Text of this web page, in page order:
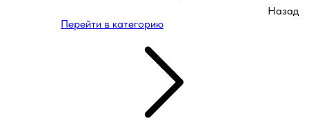
Назад
Перейти в категорию